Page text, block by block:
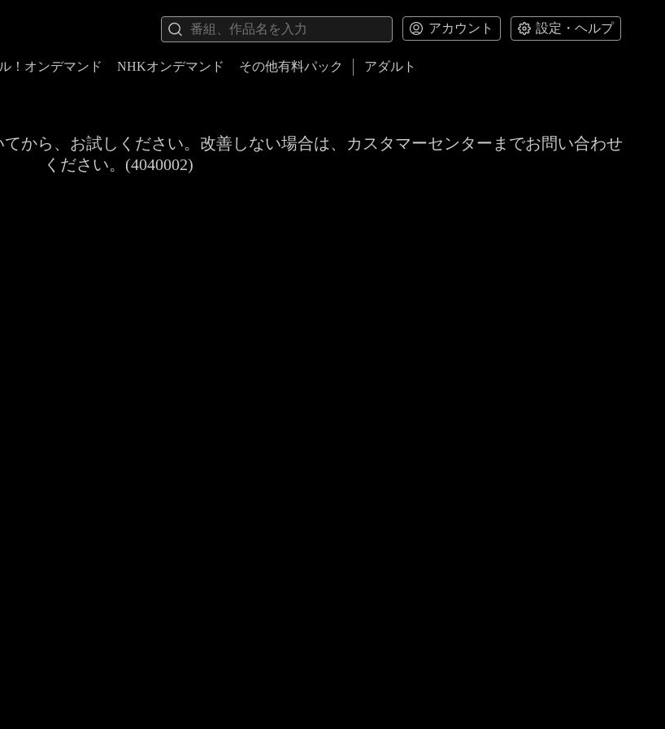
アカウント 設定・ヘルプ
！オンデマンド NHKオンデマンド その他有料パック アダルト
から、お試しください。改善しない場合は、カスタマーセンターまでお問い合わせ
ください。(4040002)